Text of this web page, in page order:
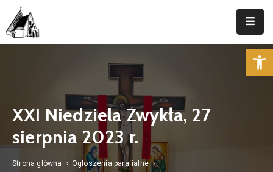
Duszpasterstwo
Aktualności
XXI Niedziela Zwykła, 27
sierpnia 2023 r.
Strona główna
Ogłoszenia parafialne